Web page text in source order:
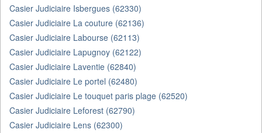
Casier Judiciaire Isbergues (62330)
Casier Judiciaire La couture (62136)
Casier Judiciaire Labourse (62113)
Casier Judiciaire Lapugnoy (62122)
Casier Judiciaire Laventie (62840)
Casier Judiciaire Le portel (62480)
Casier Judiciaire Le touquet paris plage (62520)
Casier Judiciaire Leforest (62790)
Casier Judiciaire Lens (62300)